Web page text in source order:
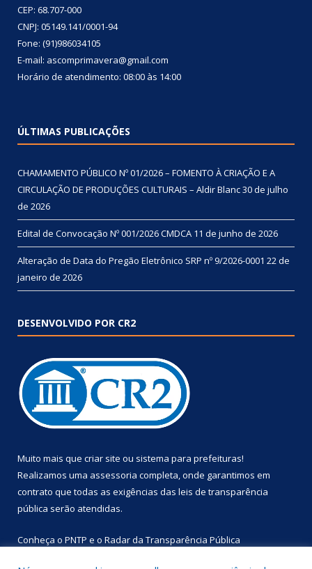
CEP: 68.707-000
CNPJ: 05149.141/0001-94
Fone: (91)986034105
E-mail: ascomprimavera@gmail.com
Horário de atendimento: 08:00 às 14:00
ÚLTIMAS PUBLICAÇÕES
CHAMAMENTO PÚBLICO Nº 01/2026 – FOMENTO À CRIAÇÃO E A
CIRCULAÇÃO DE PRODUÇÕES CULTURAIS – Aldir Blanc30 de julho
de 2026
Edital de Convocação Nº 001/2026 CMDCA 11 de junho de 2026
Alteração de Data do Pregão Eletrônico SRP nº 9/2026-0001 22 de
janeiro de 2026
DESENVOLVIDO POR CR2
Muito mais que criar site ou sistema para prefeituras!
Realizamos uma assessoria completa, onde garantimos em
contrato que todas as exigências das leis de transparência
pública serão atendidas.
Conheça o PNTP e o Radar da Transparência Pública